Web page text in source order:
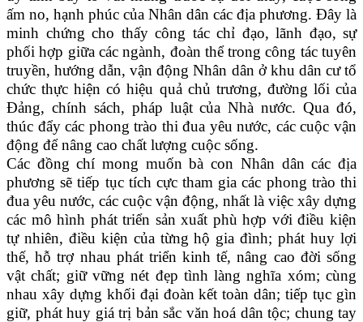
ấm no, hạnh phúc của Nhân dân các địa phương. Đây là
minh chứng cho thấy công tác chỉ đạo, lãnh đạo, sự
phối hợp giữa các ngành, đoàn thể trong công tác tuyên
truyền, hướng dẫn, vận động Nhân dân ở khu dân cư tổ
chức thực hiện có hiệu quả chủ trương, đường lối của
Đảng, chính sách, pháp luật của Nhà nước. Qua đó,
thúc đẩy các phong trào thi đua yêu nước, các cuộc vận
động để nâng cao chất lượng cuộc sống.
Các đồng chí mong muốn bà con Nhân dân các địa
phương sẽ tiếp tục tích cực tham gia các phong trào thi
đua yêu nước, các cuộc vận động, nhất là việc xây dựng
các mô hình phát triển sản xuất phù hợp với điều kiện
tự nhiên, điều kiện của từng hộ gia đình; phát huy lợi
thế, hỗ trợ nhau phát triển kinh tế, nâng cao đời sống
vật chất; giữ vững nét đẹp tình làng nghĩa xóm; cùng
nhau xây dựng khối đại đoàn kết toàn dân; tiếp tục gìn
giữ, phát huy giá trị bản sắc văn hoá dân tộc; chung tay